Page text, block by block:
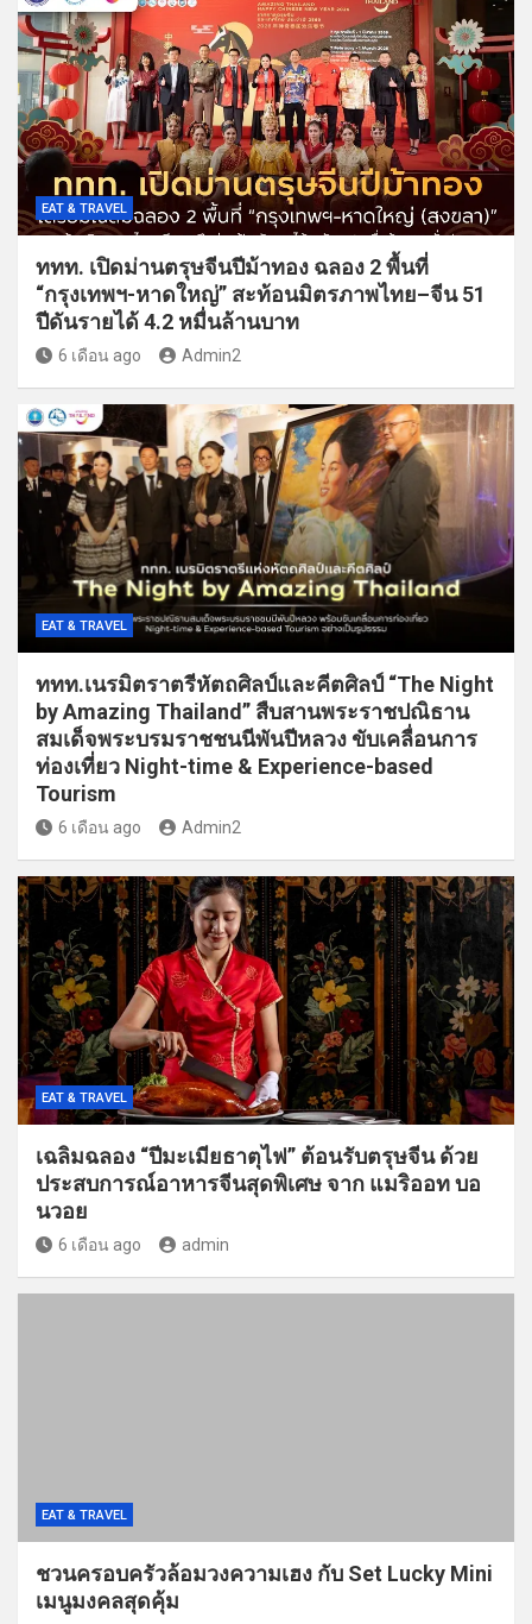
EAT & TRAVEL
ททท. เปิดม่านตรุษจีนปีม้าทอง ฉลอง 2 พื้นที่
“กรุงเทพฯ-หาดใหญ่” สะท้อนมิตรภาพไทย–จีน 51
ปีดันรายได้ 4.2 หมื่นล้านบาท
6 เดือน ago Admin2
EAT & TRAVEL
ททท.เนรมิตราตรีหัตถศิลป์และคีตศิลป์ “The Night
by Amazing Thailand” สืบสานพระราชปณิธาน
สมเด็จพระบรมราชชนนีพันปีหลวง ขับเคลื่อนการ
ท่องเที่ยว Night-time & Experience-based
Tourism
6 เดือน ago Admin2
EAT & TRAVEL
เฉลิมฉลอง “ปีมะเมียธาตุไฟ” ต้อนรับตรุษจีน ด้วย
ประสบการณ์อาหารจีนสุดพิเศษ จาก แมริออท บอ
นวอย
6 เดือน ago admin
EAT & TRAVEL
ชวนครอบครัวล้อมวงความเฮง กับ Set Lucky Mini
เมนูมงคลสุดคุ้ม